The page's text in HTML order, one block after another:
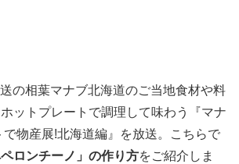
の相葉マナブ北海道のご当地食材や料
ットプレートで調理して味わう『マナ
で物産展!北海道編』を放送。こちらで
ペロンチーノ」の作り方をご紹介しま